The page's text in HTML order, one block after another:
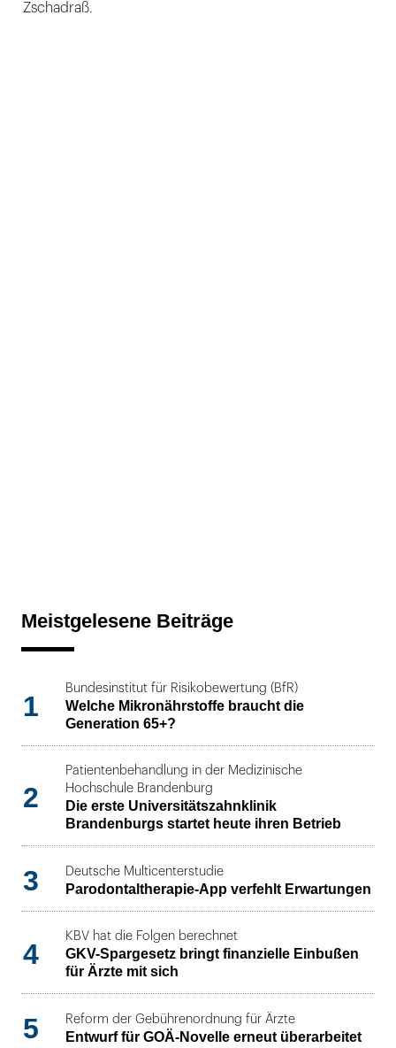
Zschadraß.
Meistgelesene Beiträge
1
Bundesinstitut für Risikobewertung (BfR)
Welche Mikronährstoffe braucht die
Generation 65+?
2
Patientenbehandlung in der Medizinische
Hochschule Brandenburg
Die erste Universitätszahnklinik
Brandenburgs startet heute ihren Betrieb
3 Deutsche Multicenterstudie
Parodontaltherapie-App verfehlt Erwartungen
4
KBV hat die Folgen berechnet
GKV-Spargesetz bringt finanzielle Einbußen
für Ärzte mit sich
5 Reform der Gebührenordnung für Ärzte
Entwurf für GOÄ-Novelle erneut überarbeitet